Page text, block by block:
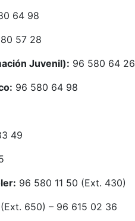
64 98
57 28
Juvenil): 96 580 64 26
96 580 64 98
49
96 580 11 50 (Ext. 430)
650) – 96 615 02 36